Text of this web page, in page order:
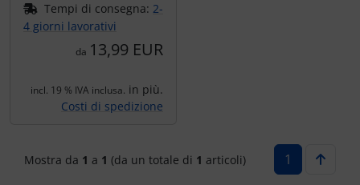
Tempi di consegna: 2-
4 giorni lavorativi
da 13,99 EUR
incl. 19 % IVA inclusa. in più.
Costi di spedizione
Mostra da 1 a 1 (da un totale di 1 articoli) 1